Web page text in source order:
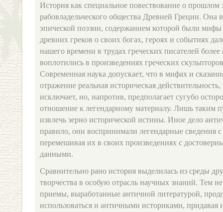
История как специальное повествование о прошлом
рабовладельческого общества Древней Греции. Она
эпической поэзии, содержанием которой были
древних греков о своих богах, героях и событиях
нашего времени в трудах греческих писателей
воплотились в произведениях греческих
Современная наука допускает, что в мифах и
отражение реальная историческая
исключает, но, напротив, предполагает сугубо
отношение к легендарному материалу. Лишь таким
извлечь зерно исторической истины. Иное дело
правило, они воспринимали легендарные сведения
перемешивая их в своих произведениях с
данными.
Сравнительно рано история выделилась из среды
творчества в особую отрасль научных знаний. Тем
приемы, выработанные античной литературой,
использоваться и античными историками, придавая